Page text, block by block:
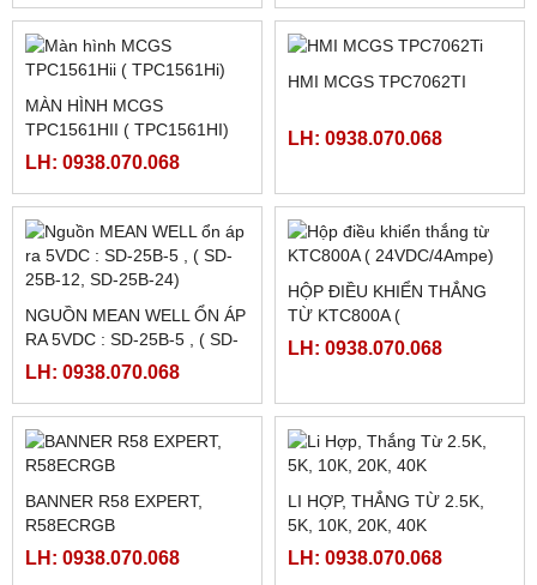
FATEK FBS-4A2D
LH: 0938.070.068
NGUỒN MEANWELL LRS-
NGUỒN MEANWELL LRS-
350-24
LH: 0938.070.068
NGUỒN MEANWELL LRS-
350-12
LH: 0938.070.068
40MR-ES
24MR-ES